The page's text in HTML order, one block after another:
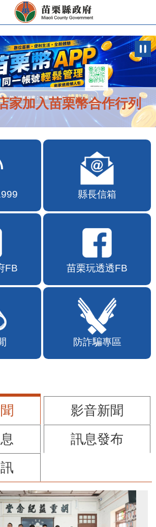
家加入苗栗幣合作行列
縣長信箱
FB 苗栗玩透透FB
防詐騙專區
影音新聞
訊息發布